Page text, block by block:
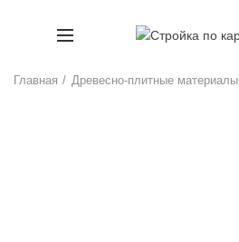
Главная Древесно-плитные материалы